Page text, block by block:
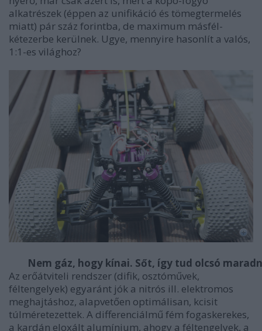
alkatrészek (éppen az unifikáció és tömegtermelés
miatt) pár száz forintba, de maximum másfél-
kétezerbe kerülnek. Ugye, mennyire hasonlít a valós,
1:1-es világhoz?
Nem gáz, hogy kínai. Sőt, így tud olcsó
Az erőátviteli rendszer (difik, osztóművek,
féltengelyek) egyaránt jók a nitrós ill. elektromos
meghajtáshoz, alapvetően optimálisan, kcisit
túlméretezettek. A differenciálmű fém fogaskerekes,
a kardán eloxált alumínium, ahogy a féltengelyek, a